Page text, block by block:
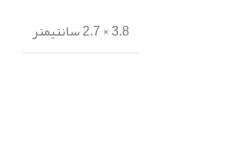
3.8 × 2.7 سانتیمتر